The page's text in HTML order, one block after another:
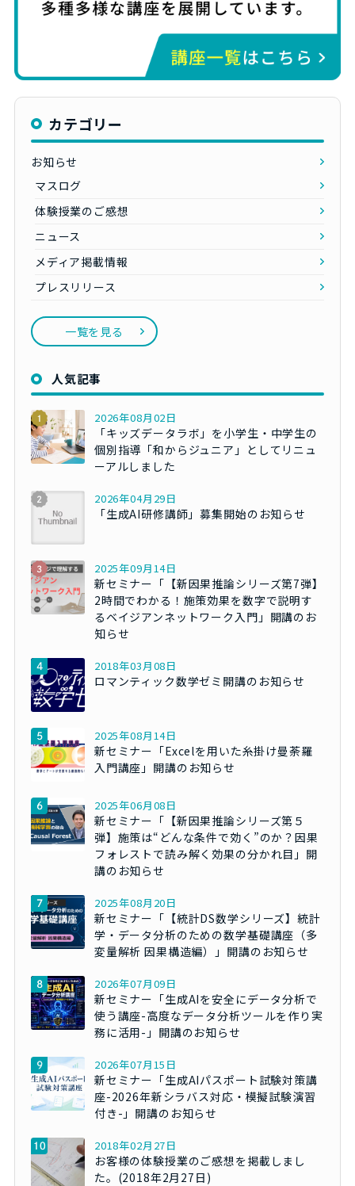
カテゴリー
お知らせ
マスログ
体験授業のご感想
ニュース
メディア掲載情報
プレスリリース
一覧を見る
人気記事
2026年08月02日
「キッズデータラボ」を小学生・中学生の
個別指導「和からジュニア」としてリニュ
ーアルしました
2026年04月29日
「生成AI研修講師」募集開始のお知らせ
2025年09月14日
新セミナー「【新因果推論シリーズ第7弾】
2時間でわかる！施策効果を数字で説明す
るベイジアンネットワーク入門」開講のお
知らせ
2018年03月08日
ロマンティック数学ゼミ開講のお知らせ
2025年08月14日
新セミナー「Excelを用いた糸掛け曼荼羅
入門講座」開講のお知らせ
2025年06月08日
新セミナー「【新因果推論シリーズ第５
弾】施策は“どんな条件で効く”のか？因果
フォレストで読み解く効果の分かれ目」開
講のお知らせ
2025年08月20日
新セミナー「【統計DS数学シリーズ】統計
学・データ分析のための数学基礎講座（多
変量解析 因果構造編）」開講のお知らせ
2026年07月09日
新セミナー「生成AIを安全にデータ分析で
使う講座-高度なデータ分析ツールを作り実
務に活用-」開講のお知らせ
2026年07月15日
新セミナー「生成AIパスポート試験対策講
座-2026年新シラバス対応・模擬試験演習
付き-」開講のお知らせ
2018年02月27日
お客様の体験授業のご感想を掲載しまし
た。(2018年2月27日)